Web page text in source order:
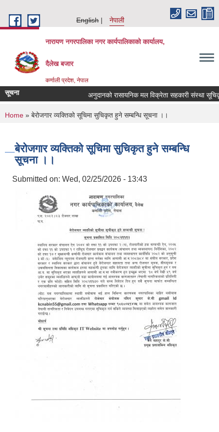
English
नेपाली
नारायण नगरपालिका नगर कार्यपालिकाको कार्यालय,
दैलेख बजार
कर्णाली प्रदेश, नेपाल
सूचना अनुदानको रासायनिक मल विक्रेता सहकारी संस्था सूचिकृत
You are here
Home » बेरोजगार व्यक्तिको सूचिमा सुचिकृत हुने सम्बन्धि सूचना ।।
बेरोजगार व्यक्तिको सूचिमा सुचिकृत हुने सम्बन्धि
सूचना ।।
Submitted on: Wed, 02/25/2026 - 13:43